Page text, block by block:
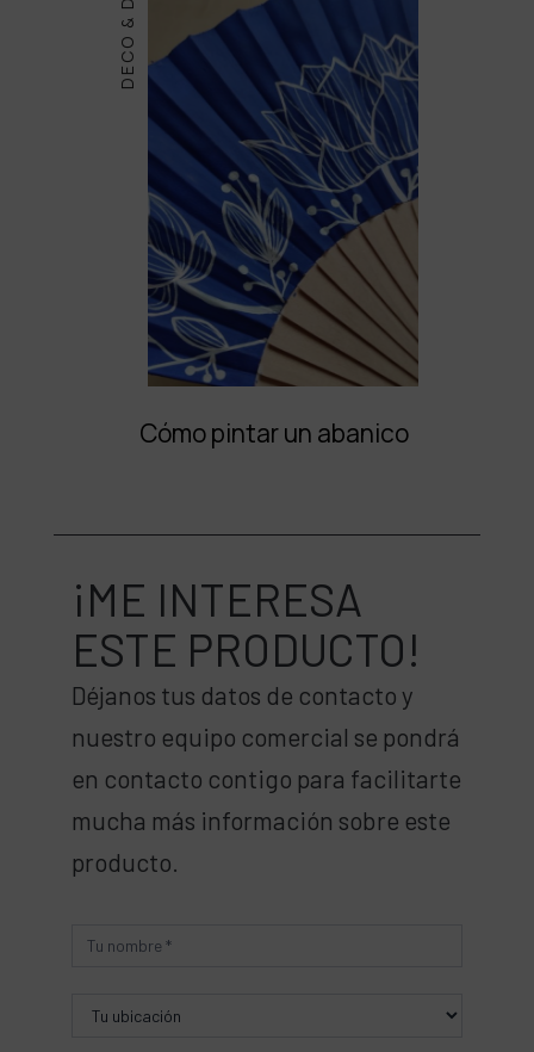
DECO & DIY
Cómo pintar un abanico
¡ME INTERESA
ESTE PRODUCTO!
Déjanos tus datos de contacto y
nuestro equipo comercial se pondrá
en contacto contigo para facilitarte
mucha más información sobre este
producto.
Producto